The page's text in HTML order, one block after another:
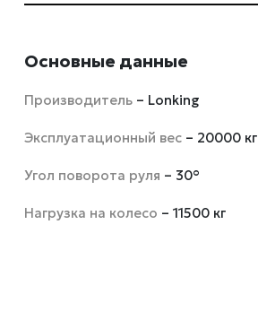
Основные данные
Производитель – Lonking
Эксплуатационный вес – 20000 кг
Угол поворота руля – 30°
Нагрузка на колесо – 11500 кг